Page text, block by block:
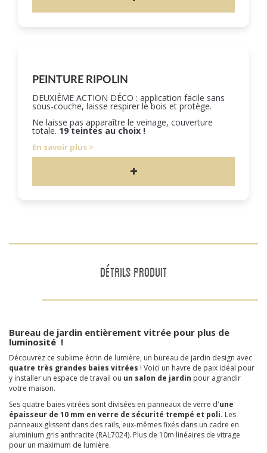
PEINTURE RIPOLIN
DEUXIÈME ACTION DÉCO : application facile sans
sous-couche, laisse respirer le bois et protège.
Ne laisse pas apparaître le veinage, couverture
totale. 19 teintes au choix !
En savoir plus
DÉTAILS PRODUIT
Bureau de jardin entièrement vitrée pour plus de
luminosité !
Découvrez ce sublime écrin de lumière, un bureau de jardin design avec
quatre très grandes baies vitrées ! Voici un havre de paix idéal pour
y installer un espace de travail ou un salon de jardin pour agrandir
votre maison.
Ses quatre baies vitrées sont divisées en panneaux de verre d'une
épaisseur de 10 mm en verre de sécurité trempé et poli. Les
panneaux glissent dans des rails, eux-mêmes fixés dans un cadre en
aluminium gris anthracite (RAL7024). Plus de 10m linéaires de vitrage
pour un maximum de lumière.